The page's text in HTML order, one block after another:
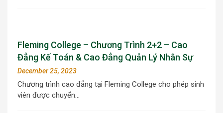
Fleming College – Chương Trình 2+2 – Cao
Đẳng Kế Toán & Cao Đẳng Quản Lý Nhân Sự
December 25, 2023
Chương trình cao đẳng tại Fleming College cho phép sinh
viên được chuyển…